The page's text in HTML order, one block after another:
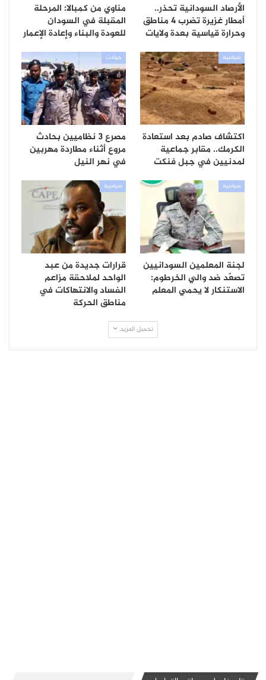
الأرصاد السودانية تحذر..
أمطار غزيرة تضرب 4 مناطق
وحرارة قياسية بعدة ولايات
مناوي من كمبالا: المرحلة
المقبلة في السودان
للعودة والبناء وإعادة الإعمار
سياسية
اكتشاف صادم بعد استعادة
الكرمك.. مقابر جماعية
لمدنيين في جبل فنكت
حوادث
مصرع 3 نظاميين بحادث
مروع أثناء مطاردة مهربين
في نهر النيل
سياسية
لجنة المعلمين السودانيين
تصعّد ضد والي الخرطوم:
الاستنكار لا يحمي المعلم
سياسية
قرارات جديدة من عبد
الواحد لملاحقة مزاعم
الفساد والانتهاكات في
مناطق الحركة
تحميل المزيد